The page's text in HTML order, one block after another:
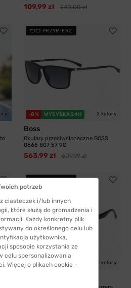
109,99 zł 240,00 zł
PRZYMIERZ
-8% WYSYŁKA 24H 2 kolory
Boss
Okulary przeciwsłoneczne BOSS
0665 807 57 9O
563,99 zł 609,99 zł
PRZYMIERZ
-21% WYSYŁKA 24H 2 kolory
potrzeb
ciasteczek i/lub innych
które służą do gromadzenia i
Każdy konkretny plik
do określonego celu lub
użytkownika,
sposobie korzystania ze
celu spersonalizowania
Więcej o plikach cookie -